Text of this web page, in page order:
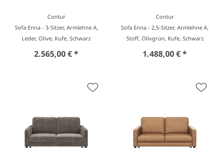
Contur
Sofa Enna - 3-Sitzer, Armlehne A,
Leder, Olive, Kufe, Schwarz
2.565,00 € *
Contur
Sofa Enna - 2,5-Sitzer, Armlehne A,
Stoff, Olivgrün, Kufe, Schwarz
1.488,00 € *